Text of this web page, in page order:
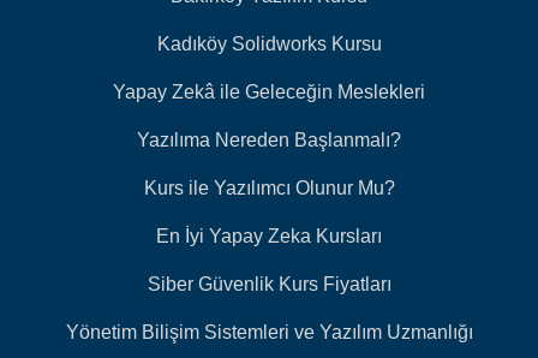
Kadıköy Solidworks Kursu
Yapay Zekâ ile Geleceğin Meslekleri
Yazılıma Nereden Başlanmalı?
Kurs ile Yazılımcı Olunur Mu?
En İyi Yapay Zeka Kursları
Siber Güvenlik Kurs Fiyatları
Yönetim Bilişim Sistemleri ve Yazılım Uzmanlığı